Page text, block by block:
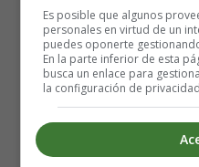
Alimentación
Es posible que algunos
personales en virtud de un
puedes oponerte
En la parte inferior de esta
busca un enlace para
la configuración de